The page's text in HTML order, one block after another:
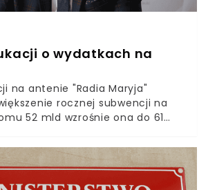
o wydatkach na
na antenie "Radia Maryja"
rocznej subwencji na
52 mld wzrośnie ona do 61
Edukacji i Nauki w rozmowie
dnia" zapewnił, że blisko 3 mld zł
przeznaczona na podwyżki dla